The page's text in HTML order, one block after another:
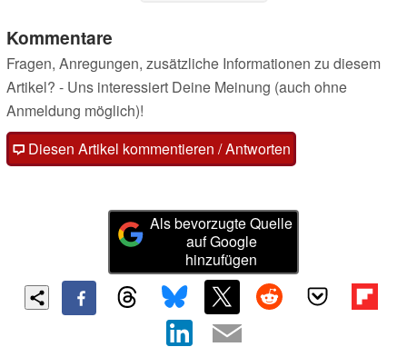
Kommentare
Fragen, Anregungen, zusätzliche Informationen zu diesem
Artikel? - Uns interessiert Deine Meinung (auch ohne
Anmeldung möglich)!
Diesen Artikel kommentieren / Antworten
Als bevorzugte Quelle
auf Google
hinzufügen